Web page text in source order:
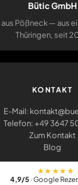
Bütic GmbH
Pößneck — aus
Thüringen, seit
KONTAKT
E-Mail:
Telefon: +49 3647
Zum Kontakt
Blog
★★★★★
4,9/5· Google